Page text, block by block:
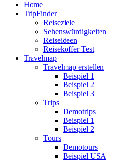
Home
TripFinder
Reiseziele
Sehenswürdigkeiten
Reiseideen
Reisekoffer Test
Travelmap
Travelmap erstellen
Beispiel 1
Beispiel 2
Beispiel 3
Trips
Demotrips
Beispiel 1
Beispiel 2
Tours
Demotours
Beispiel USA